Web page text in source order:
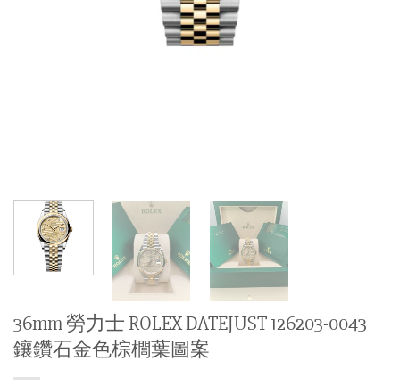
36mm 勞力士 ROLEX DATEJUST 126203-0043
鑲鑽石金色棕櫚葉圖案